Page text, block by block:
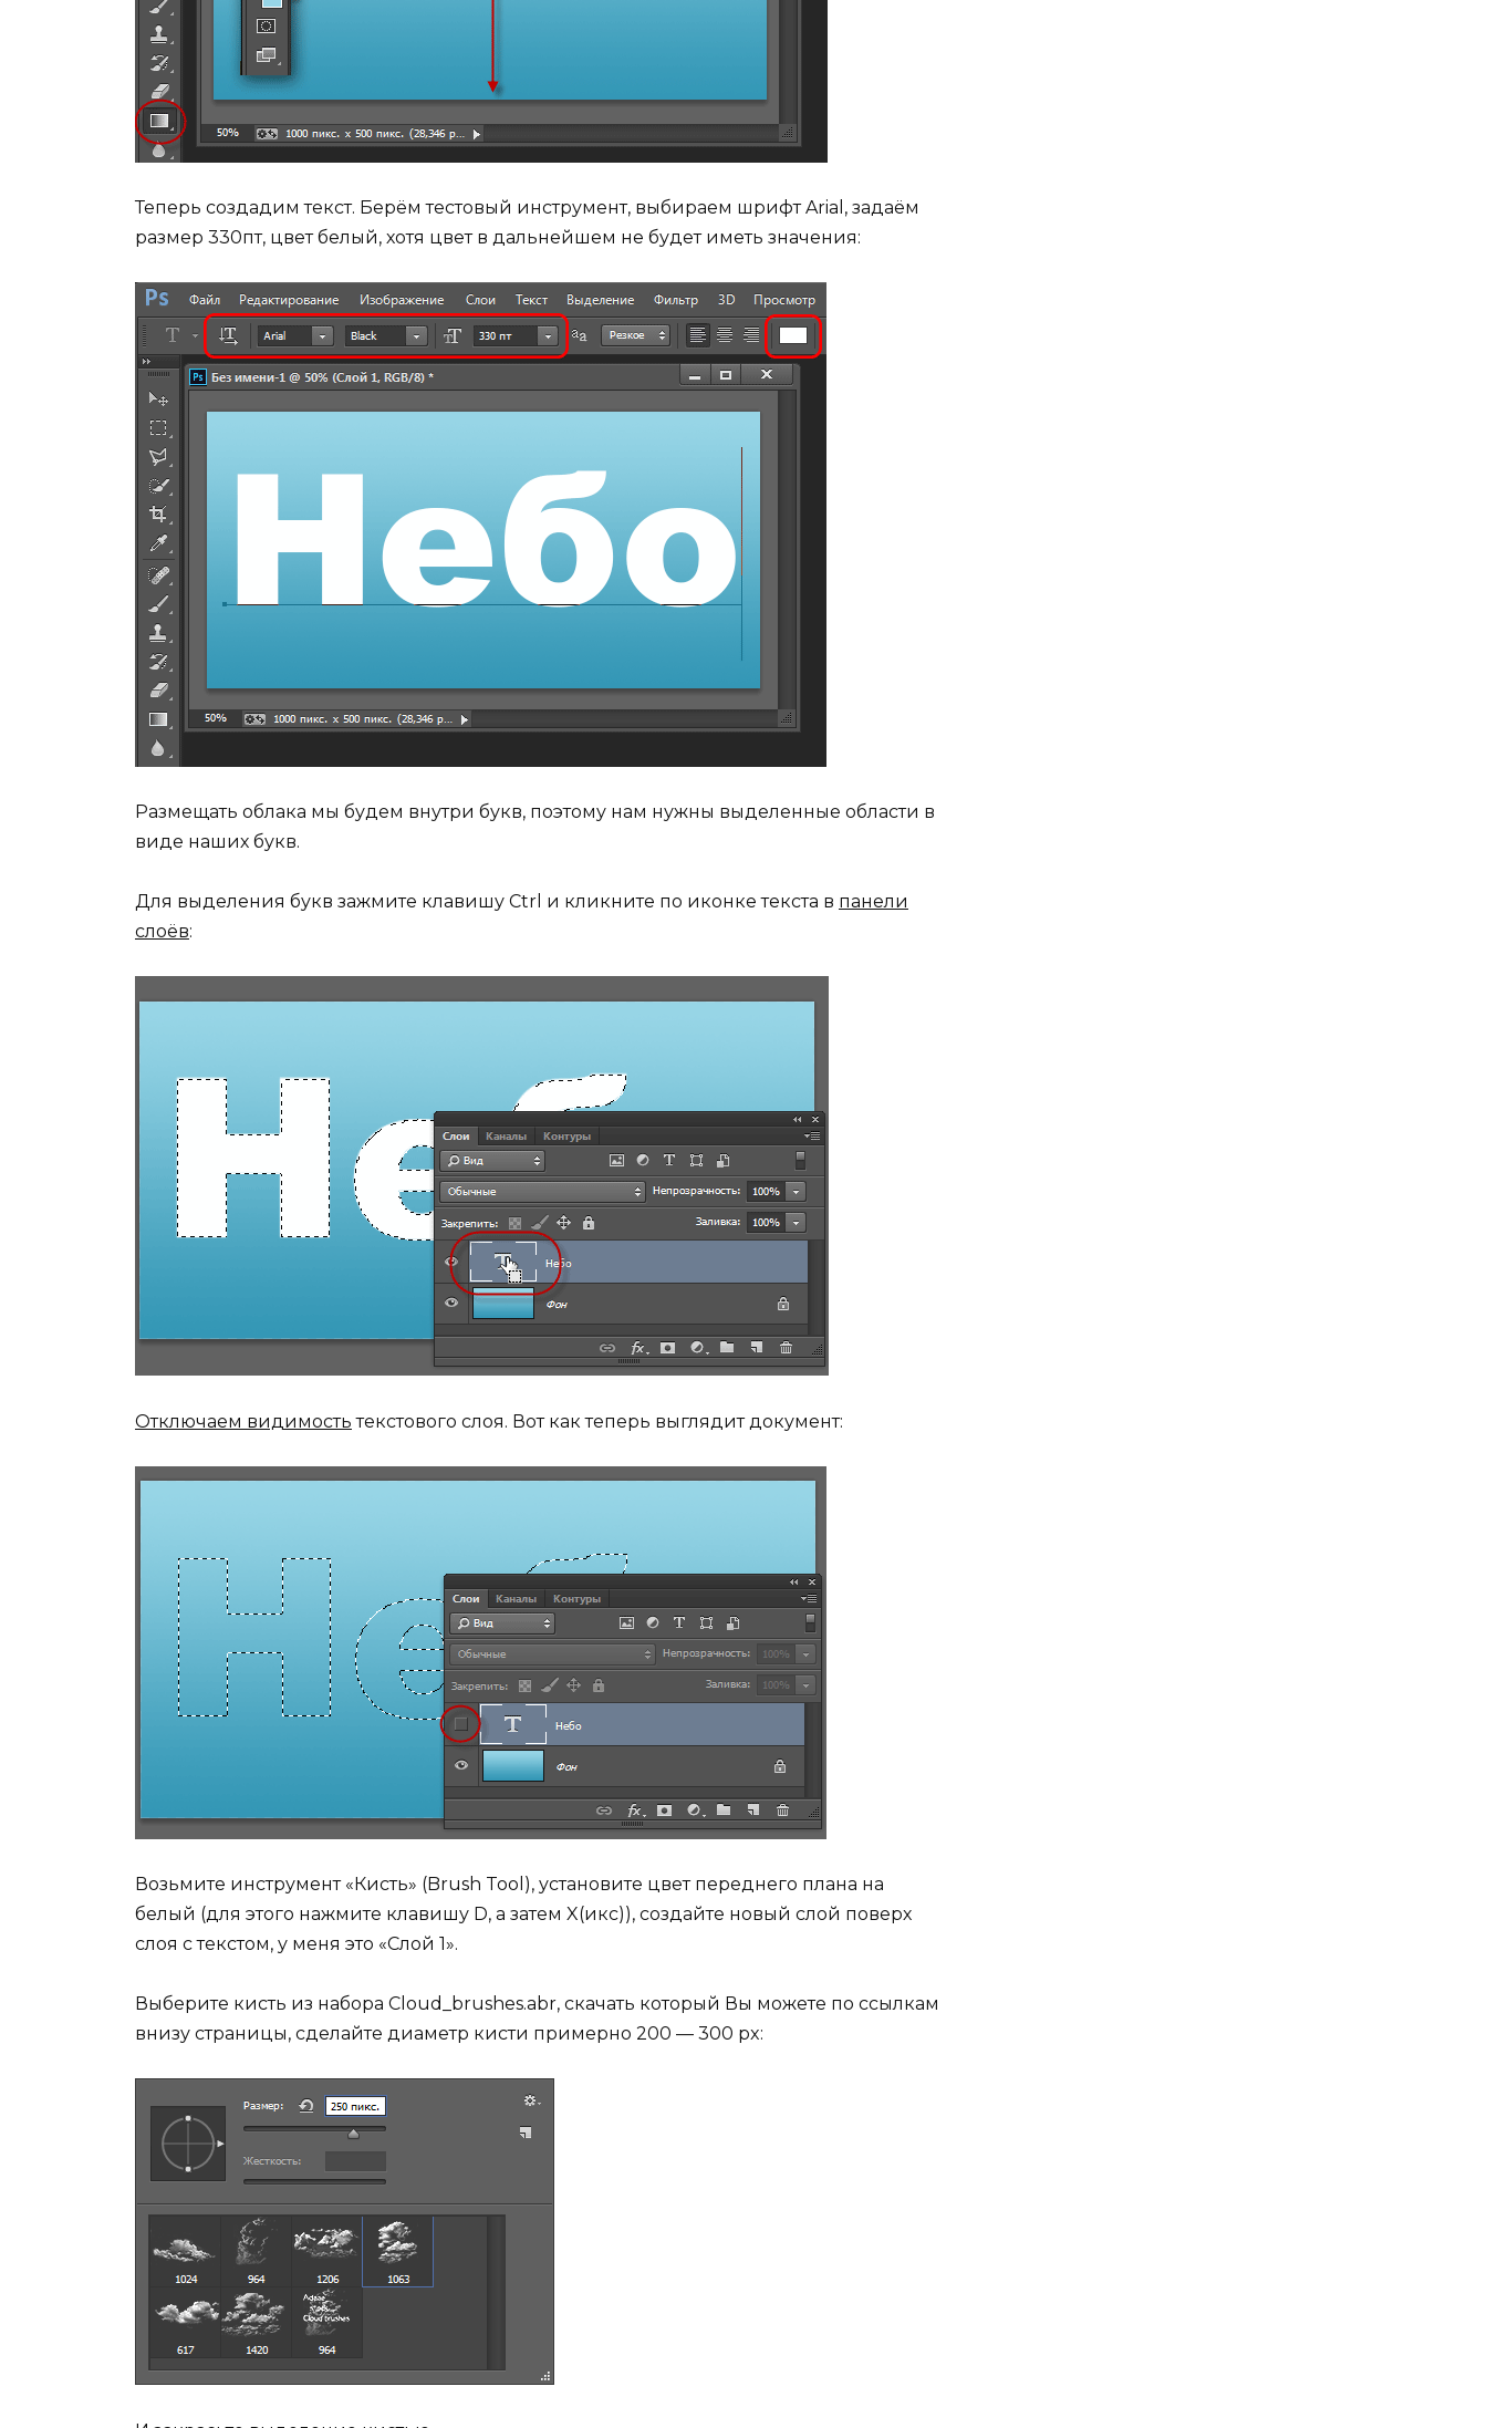
Теперь создадим текст. Берём тестовый инструмент, выбираем шрифт Arial, задаём
размер 330пт, цвет белый, хотя цвет в дальнейшем не будет иметь значения:
Размещать облака мы будем внутри букв, поэтому нам нужны выделенные области в
виде наших букв.
Для выделения букв зажмите клавишу Ctrl и кликните по иконке текста в панели
слоёв:
Отключаем видимость текстового слоя. Вот как теперь выглядит документ:
Возьмите инструмент «Кисть» (Brush Tool), установите цвет переднего плана на
белый (для этого нажмите клавишу D, а затем X(икс)), создайте новый слой поверх
слоя с текстом, у меня это «Слой 1».
Выберите кисть из набора Cloud_brushes.abr, скачать который Вы можете по ссылкам
внизу страницы, сделайте диаметр кисти примерно 200 — 300 px: